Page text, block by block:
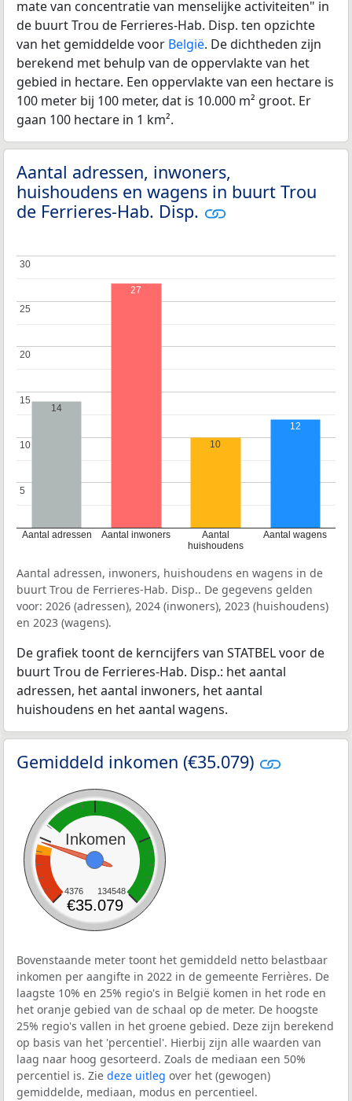
mate van concentratie van menselijke activiteiten" in
de buurt Trou de Ferrieres-Hab. Disp. ten opzichte
van het gemiddelde voor België. De dichtheden zijn
berekend met behulp van de oppervlakte van het
gebied in hectare. Een oppervlakte van een hectare is
100 meter bij 100 meter, dat is 10.000 m² groot. Er
gaan 100 hectare in 1 km².
Aantal adressen, inwoners,
huishoudens en wagens in buurt Trou
de Ferrieres-Hab. Disp.
Aantal adressen Aantal inwoners
Aantal
huishoudens
Aantal wagens
5
5
10
10
15
15
20
20
25
25
30
30
14
27
10
12
Aantal adressen, inwoners, huishoudens en wagens in de
buurt Trou de Ferrieres-Hab. Disp.. De gegevens gelden
voor: 2026 (adressen), 2024 (inwoners), 2023 (huishoudens)
en 2023 (wagens).
De grafiek toont de kerncijfers van STATBEL voor de
buurt Trou de Ferrieres-Hab. Disp.: het aantal
adressen, het aantal inwoners, het aantal
huishoudens en het aantal wagens.
Gemiddeld inkomen (€35.079)
Inkomen
4376 134548
€35.079
Bovenstaande meter toont het gemiddeld netto belastbaar
inkomen per aangifte in 2022 in de gemeente Ferrières. De
laagste 10% en 25% regio's in België komen in het rode en
het oranje gebied van de schaal op de meter. De hoogste
25% regio's vallen in het groene gebied. Deze zijn berekend
op basis van het 'percentiel'. Hierbij zijn alle waarden van
laag naar hoog gesorteerd. Zoals de mediaan een 50%
percentiel is. Zie deze uitleg over het (gewogen)
gemiddelde, mediaan, modus en percentieel.